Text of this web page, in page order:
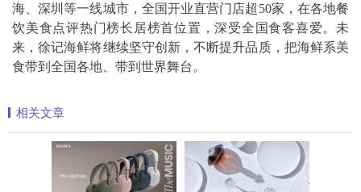
海、深圳等一线城市，全国开业直营门店超50家，在各地餐
饮美食点评热门榜长居榜首位置，深受全国食客喜爱。未
来，徐记海鲜将继续坚守创新，不断提升品质，把海鲜系美
食带到全国各地、带到世界舞台。
相关文章